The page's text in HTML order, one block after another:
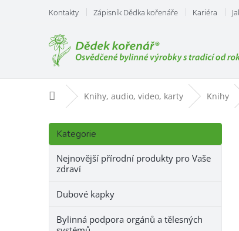
obsah
Kontakty Zápisník Dědka kořenáře Kariéra
Domů Knihy, audio, video, karty Knihy
P
s
Přeskočit
kategorie
Kategorie
Nejnovější přírodní produkty pro Vaše
zdraví
Dubové kapky
Bylinná podpora orgánů a tělesných